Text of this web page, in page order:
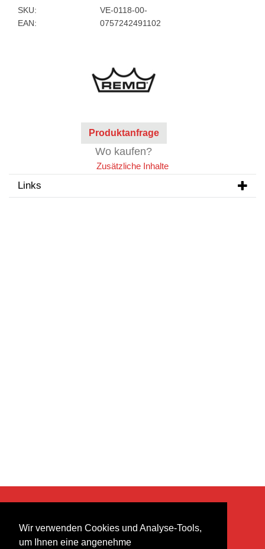
Wir verwenden Cookies und Analyse-Tools,
um Ihnen eine angenehme
SKU:
VE-0118-00-
EAN:
0757242491102
Produktanfrage
Wo kaufen?
Zusätzliche Inhalte
Links
heer musik ag
Lättenstrasse 35